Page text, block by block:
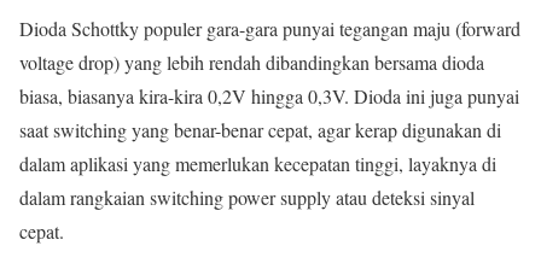
Dioda Schottky populer gara-gara punyai tegangan maju (forward
voltage drop) yang lebih rendah dibandingkan bersama dioda
biasa, biasanya kira-kira 0,2V hingga 0,3V. Dioda ini juga punyai
saat switching yang benar-benar cepat, agar kerap digunakan di
dalam aplikasi yang memerlukan kecepatan tinggi, layaknya di
dalam rangkaian switching power supply atau deteksi sinyal
cepat.